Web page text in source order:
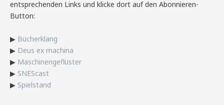
entsprechenden Links und klicke dort auf den Abonnieren-
Button:
▶ Bücherklang
▶ Deus ex machina
▶ Maschinengeflüster
▶ SNEScast
▶ Spielstand